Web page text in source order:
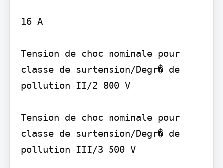
16 A
Tension de choc nominale pour
classe de surtension/Degr� de
pollution II/2 800 V
Tension de choc nominale pour
classe de surtension/Degr� de
pollution III/3 500 V